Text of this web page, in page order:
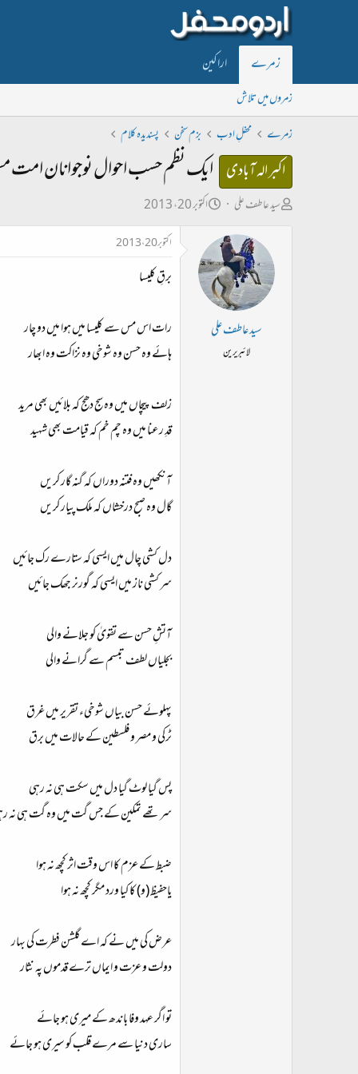
زمرے اراکین
زمروں میں تلاش
زمرے
محفلِ ادب بزم سخن پسندیدہ کلام
اکبر الہ آبادی ایک نظم حسب احوال نوجوانان امت
ص
ب
سید عاطف علی
ت
ر
ی
خ
اکتوبر 20، 2013
سید عاطف علی
لائبریرین
اکتوبر 20، 2013
برقِ کلیسا
رات اس مس سے کلیسا میں ہوا میں دو چار
ہائے وہ حسن وہ شوخی وہ نزاکت وہ ابھار
زلف پیچاں میں وہ سج دھج کہ بلائیں بھی مرید
قدِ رعنا میں وہ چم خم کہ قیامت بھی شہید
آنکھیں وہ فتنہ دوراں کہ گنہ گار کریں
گال وہ صبح درخشاں کہ ملک پیار کریں
دل کشی چال میں ایسی کہ ستارے رک جائیں
سر کشی ناز میں ایسی کہ گورنر جھک جائیں
آتشِ حسن سے تقویٰ کو جلانے والی
بجلیاں لطف تبسم سے گرانے والی
پہلوئے حسن بیاں شوخیء تقریر میں غرق
ٹرکی و مصر و فلسطین کے حالات میں برق
پس گیا لوٹ گیا دل میں سکت ہی نہ رہی
سر تھے تمکین کے جس گت میں وہ گت ہی نہ
ضبط کے عزم کا اس وقت اثر کچھ نہ ہوا
یاحفیظ (و) کا کیا ورد مگر کچھ نہ ہوا
عرض کی میں نے کہ اے گلشن فطرت کی بہار
دولت و عزت و ایماں ترے قدموں پہ نثار
تو اگر عہد وفا باندھ کے میری ہو جائے
ساری دنیا سے مرے قلب کو سیری ہو جائے